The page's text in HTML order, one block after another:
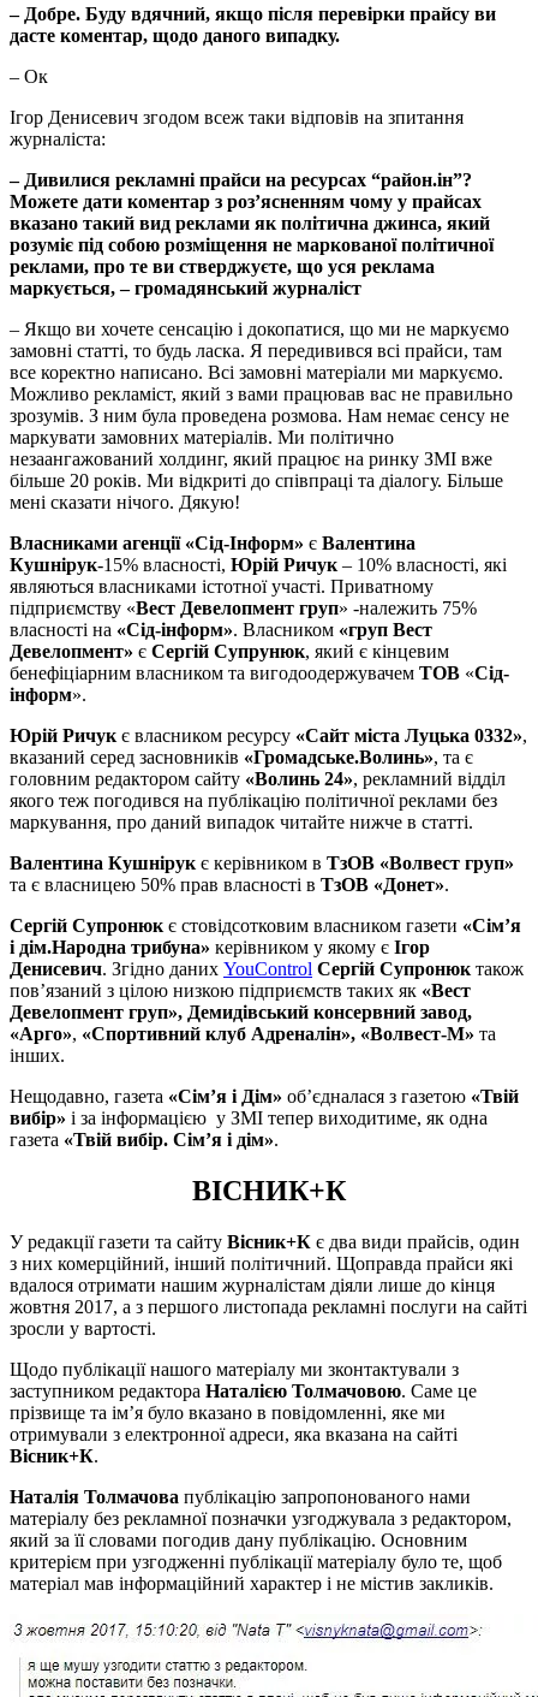
– Добре. Буду вдячний, якщо після перевірки прайсу ви
дасте коментар, щодо даного випадку.
– Ок
Ігор Денисевич згодом всеж таки відповів на зпитання
журналіста:
– Дивилися рекламні прайси на ресурсах “район.ін”?
Можете дати коментар з роз’ясненням чому у прайсах
вказано такий вид реклами як політична джинса, який
розуміє під собою розміщення не маркованої політичної
реклами, про те ви стверджуєте, що уся реклама
маркується, – громадянський журналіст
– Якщо ви хочете сенсацію і докопатися, що ми не маркуємо
замовні статті, то будь ласка. Я передивився всі прайси, там
все коректно написано. Всі замовні матеріали ми маркуємо.
Можливо рекламіст, який з вами працював вас не правильно
зрозумів. З ним була проведена розмова. Нам немає сенсу не
маркувати замовних матеріалів. Ми політично
незаангажований холдинг, який працює на ринку ЗМІ вже
більше 20 років. Ми відкриті до співпраці та діалогу. Більше
мені сказати нічого. Дякую!
Власниками агенції «Сід-Інформ» є Валентина
Кушнірук-15% власності, Юрій Ричук– 10% власності, які
являються власниками істотної участі. Приватному
підприємству «Вест Девелопмент груп» -належить 75%
власності на «Сід-інформ». Власником «груп Вест
Девелопмент» є Сергій Супрунюк, який є кінцевим
бенефіціарним власником та вигодоодержувачем ТОВ «Сід-
інформ».
Юрій Ричукє власником ресурсу «Сайт міста Луцька 0332»,
вказаний серед засновників «Громадське.Волинь», та є
головним редактором сайту «Волинь 24», рекламний відділ
якого теж погодився на публікацію політичної реклами без
маркування, про даний випадок читайте нижче в статті.
Валентина Кушнірукє керівником в ТзОВ «Волвест груп»
та є власницею 50% прав власності в ТзОВ «Донет».
Сергій Супронюкє стовідсотковим власником газети «Сім’я
і дім.Народна трибуна» керівником у якому є Ігор
Денисевич. Згідно даних YouControl Сергій Супронюктакож
пов’язаний з цілою низкою підприємств таких як «Вест
Девелопмент груп», Демидівський консервний завод,
«Арго», «Спортивний клуб Адреналін», «Волвест-М» та
інших.
Нещодавно, газета «Сім’я і Дім» об’єдналася з газетою «Твій
вибір» і за інформацією у ЗМІ тепер виходитиме, як одна
газета «Твій вибір. Сім’я і дім».
ВІСНИК+К
У редакції газети та сайту Вісник+К є два види прайсів, один
з них комерційний, інший політичний. Щоправда прайси які
вдалося отримати нашим журналістам діяли лише до кінця
жовтня 2017, а з першого листопада рекламні послуги на сайті
зросли у вартості.
Щодо публікації нашого матеріалу ми зконтактували з
заступником редактора Наталією Толмачовою. Саме це
прізвище та ім’я було вказано в повідомленні, яке ми
отримували з електронної адреси, яка вказана на сайті
Вісник+К.
Наталія Толмачова публікацію запропонованого нами
матеріалу без рекламної позначки узгоджувала з редактором,
який за її словами погодив дану публікацію. Основним
критерієм при узгодженні публікації матеріалу було те, щоб
матеріал мав інформаційний характер і не містив закликів.